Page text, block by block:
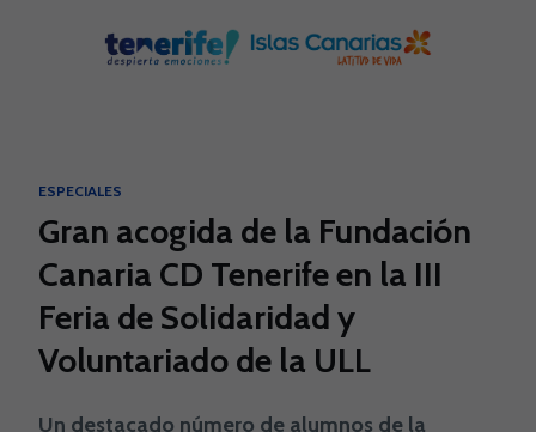
ESPECIALES
Gran acogida de la Fundación
Canaria CD Tenerife en la III
Feria de Solidaridad y
Voluntariado de la ULL
Un destacado número de alumnos de la